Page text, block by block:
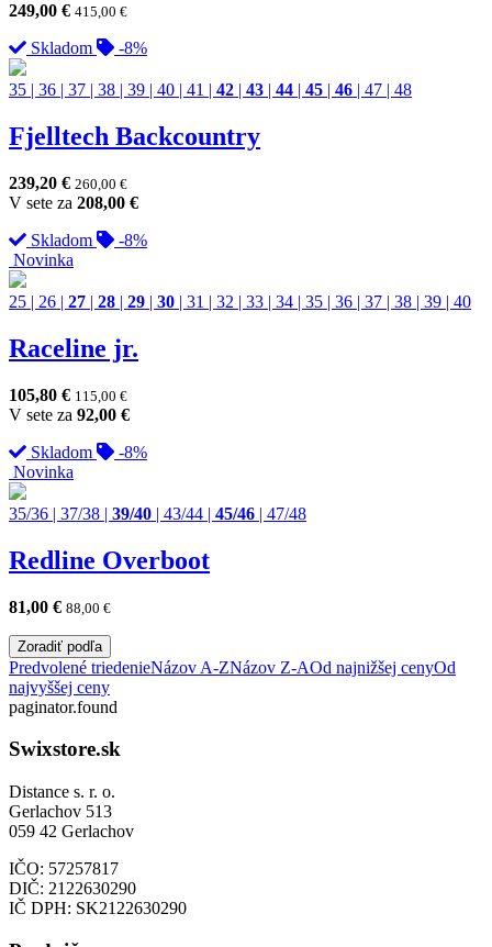
249,00 € 415,00 €
Skladom -8%
35 | 36 | 37 | 38 | 39 | 40 | 41 | 42 | 43 | 44 | 45 | 46 | 47 | 48
Fjelltech Backcountry
239,20 € 260,00 €
V sete za 208,00 €
Skladom
-8%
Novinka
25 | 26 | 27 | 28 | 29 | 30 | 31 | 32 | 33 | 34 | 35 | 36 | 37 | 38 | 39 | 40
Raceline jr.
105,80 € 115,00 €
V sete za 92,00 €
Skladom
-8%
Novinka
35/36 | 37/38 | 39/40 | 43/44 | 45/46 | 47/48
Redline Overboot
81,00 € 88,00 €
Zoradiť podľa
Predvolené triedenieNázov A-ZNázov Z-AOd najnižšej cenyOd
najvyššej ceny
paginator.found
Swixstore.sk
Distance s. r. o.
Gerlachov 513
059 42 Gerlachov
IČO: 57257817
DIČ: 2122630290
IČ DPH: SK2122630290